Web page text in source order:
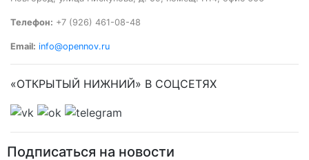
Телефон: +7 (926) 461-08-48
Email: info@opennov.ru
«ОТКРЫТЫЙ НИЖНИЙ» В СОЦСЕТЯХ
Подписаться на новости